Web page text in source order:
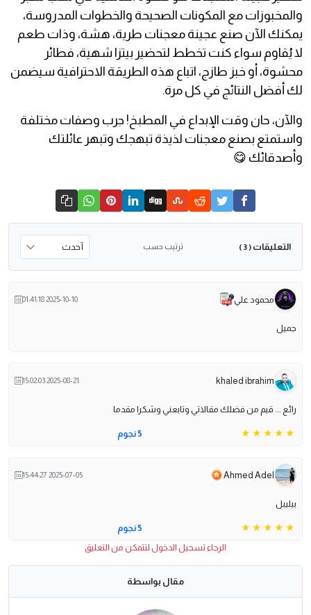
والمخبوزات مع المكونات الصحيحة والخطوات المدروسة،
يمكنك الآن صنع عجينة معجنات طرية، هشة، وذات طعم
لا يُقاوم سواء كنت تخطط لتحضير بيتزا شهية، فطائر
محشوة، أو خبز طازج، اتباع هذه الطريقة الاحترافية سيضمن
لك أفضل النتائج في كل مرة.
والآن، حان وقت الإبداع في المطبخ! جرب وصفات مختلفة
واستمتع بصنع معجنات لذيذة تبهجك وتبهر عائلتك
وأصدقائك 😋
التعليقات ( 3 ) ترتيب حسب
محمود علي 2025-10-10 01:41:18
جميل
khaled ibrahim
2025-08-21 15:02:03
رائع ... قيم من فضلك مقالاتي وتابعني وشكرا مقدما
5 نجوم
Ahmed Adel
2025-07-05 15:44:27
بيليبل
5 نجوم
الرجاء تسجيل الدخول لتتمكن من التعليق
مقال بواسطة